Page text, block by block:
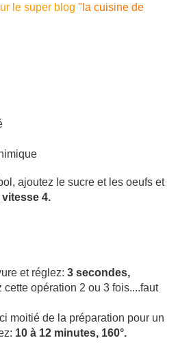
le super blog "la cuisine de
ajoutez le sucre et les oeufs et
vitesse 4.
et réglez: 3 secondes,
cette opération 2 ou 3 fois....faut
moitié de la préparation pour un
10 à 12 minutes, 160°.